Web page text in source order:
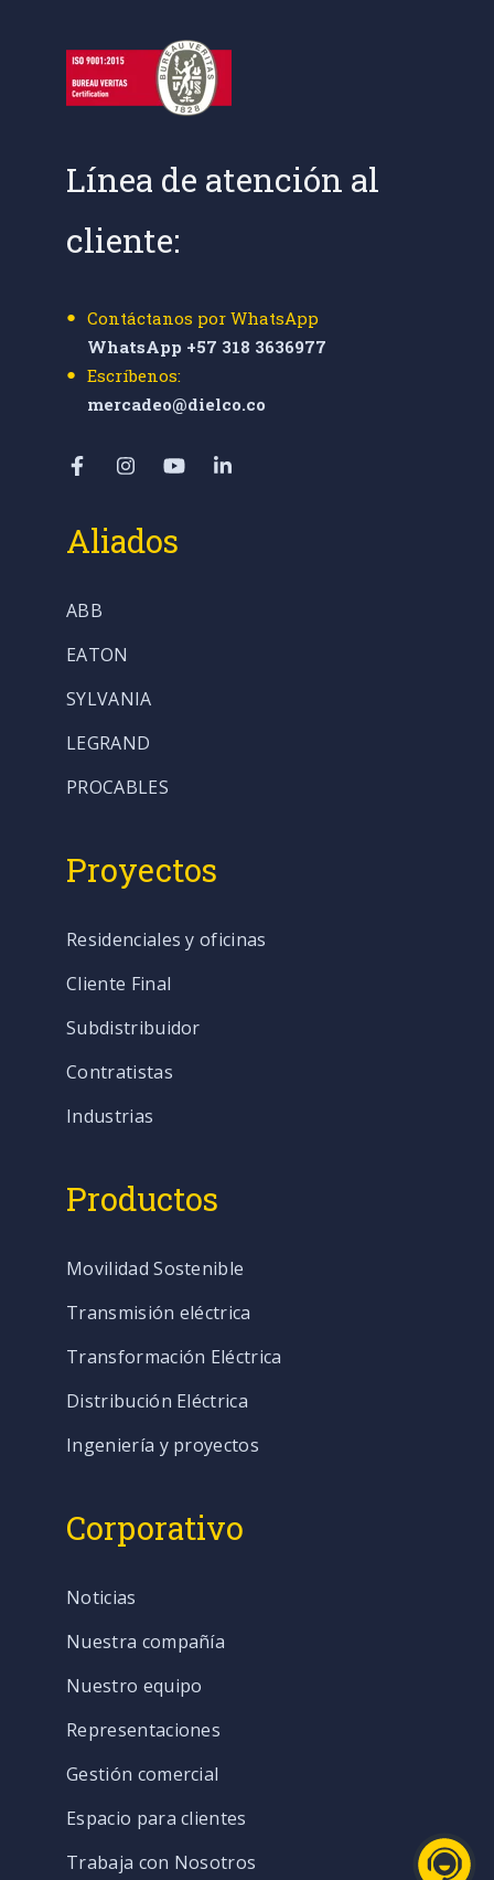
Línea de atención al
cliente:
Contáctanos por WhatsApp
WhatsApp +57 318 3636977
Escríbenos:
mercadeo@dielco.co
Aliados
ABB
EATON
SYLVANIA
LEGRAND
PROCABLES
Proyectos
Residenciales y oficinas
Cliente Final
Subdistribuidor
Contratistas
Industrias
Productos
Movilidad Sostenible
Transmisión eléctrica
Transformación Eléctrica
Distribución Eléctrica
Ingeniería y proyectos
Corporativo
Noticias
Nuestra compañía
Nuestro equipo
Representaciones
Gestión comercial
Espacio para clientes
Trabaja con Nosotros